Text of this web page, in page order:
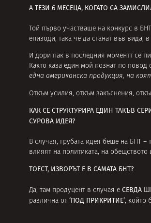
А ТЕЗИ 6 МЕСЕЦА, КОГАТО СА
Той първо участваше на конкурс в
епизоди, така че да станат във вида,
И дори пак в последния моментт се
Както каза един мой познат по
една американска продукция, на
Откъм усилия, откъм закъснения,
КАК СЕ СТРУКТУРИРА ЕДИН ТАКЪВ
СУРОВА ИДЕЯ?
В случая, грубата идея беше на БНТ –
влияят на политиката, на
ТОЕСТ, ИЗВОРЪТ Е В САМАТА БНТ?
Да, там продуцент в случая е СЕВДА
различна от ‘ПОД ПРИКРИТИЕ’, който